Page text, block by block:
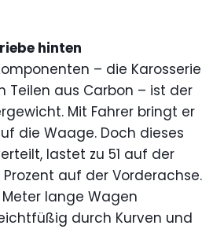
hinten
– die Karosserie
Teilen aus Carbon – ist der
Mit Fahrer bringt er
die Waage. Doch dieses
lastet zu 51 auf der
auf der Vorderachse.
Meter lange Wagen
durch Kurven und